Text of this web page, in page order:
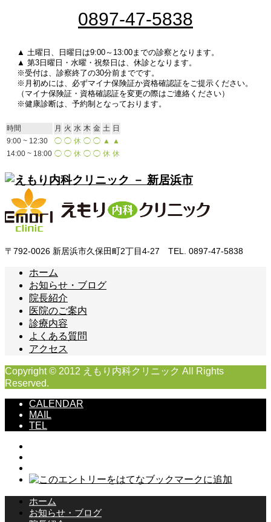
0897-47-5838
▲ 土曜日、日曜日は9:00～13:00までの診察となります。
▲ 第3日曜日・水曜・祝祭日は、休診となります。
※受付は、診察終了の30分前までです。
※月初めには、必ずマイナ保険証か資格確認証をご提示ください。
（マイナ保険証・資格確認証を変更の際はご連絡ください）
※健康診断は、予約制となっております。
時間 月 火 水 木 金 土 日
9:00 ~ 12:30
◯ ◯ 休 ◯ ◯ ▲ ▲
14:00 ~ 18:00 ◯ ◯ 休 ◯ ◯ 休 休
〒792-0026 新居浜市久保田町2丁目4-27 TEL. 0897-47-5838
ホーム
お知らせ・ブログ
院長紹介
医院のご案内
診療内容
よくある質問
アクセス
Copyright © 2012 えもり内科クリニック All Rights
Reserved.
CALENDAR
MAIL
TEL
ホーム
お知らせ・ブログ